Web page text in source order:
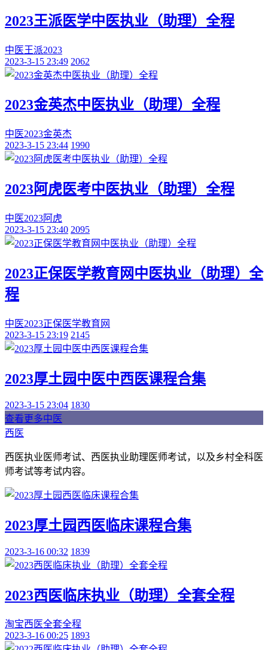
2023王派医学中医执业（助理）全程
中医王派2023
2023-3-15 23:49 2062
2023金英杰中医执业（助理）全程
中医2023金英杰
2023-3-15 23:44 1990
2023阿虎医考中医执业（助理）全程
中医2023阿虎
2023-3-15 23:40 2095
2023正保医学教育网中医执业（助理）全
程
中医2023正保医学教育网
2023-3-15 23:19 2145
2023厚土园中医中西医课程合集
2023-3-15 23:04 1830
查看更多中医
西医
西医执业医师考试、西医执业助理医师考试，以及乡村全科医
师考试等考试内容。
2023厚土园西医临床课程合集
2023-3-16 00:32 1839
2023西医临床执业（助理）全套全程
淘宝西医全套全程
2023-3-16 00:25 1893